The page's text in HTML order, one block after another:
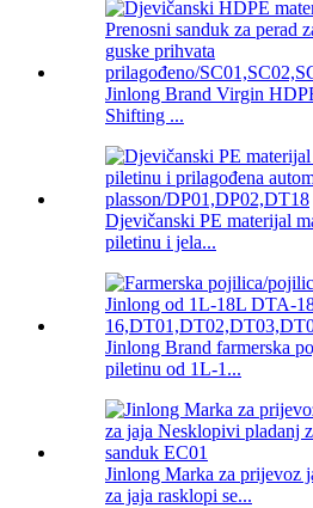
Jinlong Brand Virgin
Shifting ...
Djevičanski PE materijal
piletinu i jela...
Jinlong Brand farmerska
piletinu od 1L-1...
Jinlong Marka za prijevoz
za jaja rasklopi se...